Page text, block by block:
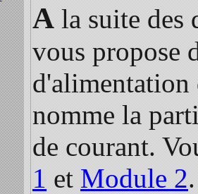
A la suite des
vous propose
d'alimentation
nomme la
de courant.
1 et Module 2.